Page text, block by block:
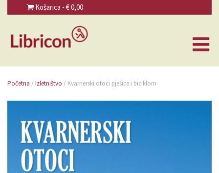
Košarica - €0,00
Početna / Izletništvo / Kvarnerski otoci pješice i biciklom